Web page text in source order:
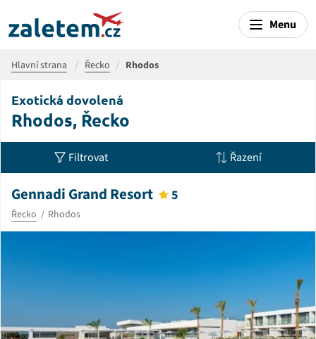
Menu
Hlavní strana Řecko Rhodos
Exotická dovolená
Rhodos, Řecko
Filtrovat Řazení
Gennadi Grand Resort 5
Řecko Rhodos